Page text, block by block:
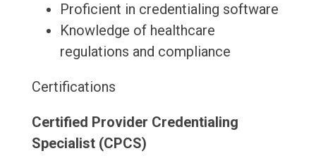
Proficient in credentialing software
Knowledge of healthcare
regulations and compliance
Certifications
Certified Provider Credentialing
Specialist (CPCS)